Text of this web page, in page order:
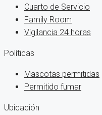
Cuarto de Servicio
Family Room
Vigilancia 24 horas
Políticas
Mascotas permitidas
Permitido fumar
Ubicación